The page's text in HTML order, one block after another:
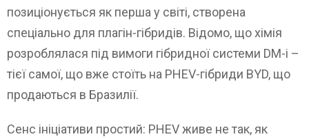
позиціонується як перша у світі, створена
спеціально для плагін-гібридів. Відомо, що хімія
розроблялася під вимоги гібридної системи DM-i –
тієї самої, що вже стоїть на PHEV-гібриди BYD, що
продаються в Бразилії.
Сенс ініціативи простий: PHEV живе не так, як